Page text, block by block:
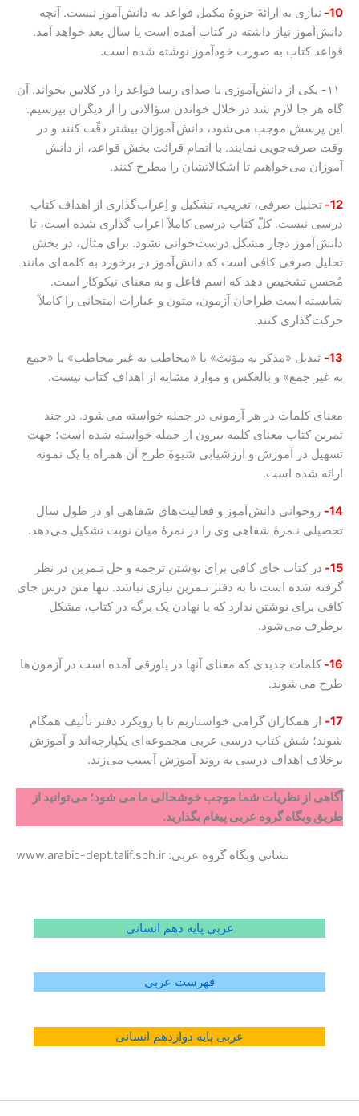
10-
نیازی به ارائۀ جزوۀ مکمل قواعد به دانش‌آموز نیست. آنچه
دانش‌آموز نیاز داشته در کتاب آمده است یا سال بعد خواهد آمد.
قواعد کتاب به صورت خودآموز نوشته شده است.
۱۱- یکی از دانش‌آموزی با صدای رسا قواعد را در کلاس بخواند. آن
گاه هر جا لازم شد در خلال خواندن سؤالاتی را از دیگران بپرسیم.
این پرسش موجب می شود، دانش آموزان بیشتر دقّت کنند و در
وقت صرفه جویی نمایند. با اتمام قرائت بخش قواعد، از دانش
آموزان می خواهیم تا اشکالاتشان را مطرح کنند.
12- تحلیل صرفی، تعریب، تشکیل و اِعراب گذاری از اهداف کتاب
درسی نیست. کلّ کتاب درسی کاملاً اعراب گذاری شده است، تا
دانش آموز دچار مشکل درست خوانی نشود. برای مثال، در بخش
تحلیل صرفی کافی است که دانش آموز در برخورد به کلمه ای مانند
مُحسن تشخیص دهد که اسم فاعل و به معنای نیکوکار است.
شایسته است طراحان آزمون، متون و عبارات امتحانی را کاملاً
حرکت گذاری کنند.
13-
تبدیل «مذکر به مؤنث» یا «مخاطب به غیر مخاطب» یا «جمع
به غیر جمع» و بالعکس و موارد مشابه از اهداف کتاب نیست.
معنای کلمات در هر آزمونی در جمله خواسته می شود. در چند
تمرین کتاب معنای کلمه بیرون از جمله خواسته شده است؛ جهت
تسهیل در آموزش و ارزشیابی شیوۀ طرح آن همراه با یک نمونه
ارائه شده است.
14-
روخوانی دانش آموز و فعالیت های شفاهی او در طول سال
تحصیلی نـمرۀ شفاهی وی را در نمرۀ میان نوبت تشکیل می دهد.
15-
در کتاب جای کافی برای نوشتن ترجمه و حل تـمرین در نظر
گرفته شده است تا به دفتر تـمرین نیازی نباشد. تنها متن درس جای
کافی برای نوشتن ندارد که با نهادن یک برگه در کتاب، مشکل
برطرف می شود.
16- کلمات جدیدی که معنای آنها در پاورقی آمده است در آزمون ها
طرح می شوند.
17-
از همکاران گرامی خواستاریم تا با رویکرد دفتر تألیف همگام
شوند؛ شش کتاب درسی عربی مجموعه ای یکپارچه اند و آموزش
برخلاف اهداف درسی به روند آموزش آسیب می زند.
آگاهی از نظریات شما موجب خوشحالی ما می شود؛ می توانید از
طریق وبگاه گروه عربی پیغام بگذارید.
نشانی وبگاه گروه عربی: www.arabic-dept.talif.sch.ir
عربی پایه دهم انسانی
فهرست عربی
عربی پایه دوازدهم انسانی